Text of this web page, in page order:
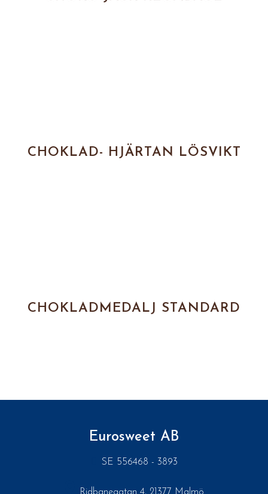
CHOKLAD- HJÄRTAN LÖSVIKT
CHOKLADMEDALJ STANDARD
Eurosweet AB
SE 556468 - 3893